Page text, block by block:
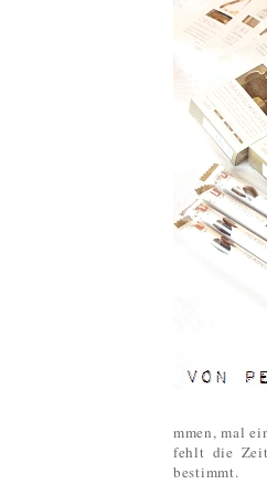
mmen, mal
fehlt die
bestimmt.